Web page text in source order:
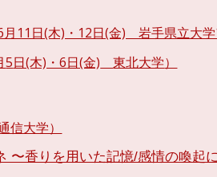
11日(木)・12日(金) 岩手県立大学
5日(木)・6日(金) 東北大学）
大学）
〜香りを用いた記憶/感情の喚起